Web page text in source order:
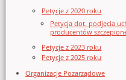
Petycje z 2020 roku
Petycja dot. podjęcia
producentów
Petycje z 2023 roku
Petycje z 2025 roku
Organizacje Pozarządowe